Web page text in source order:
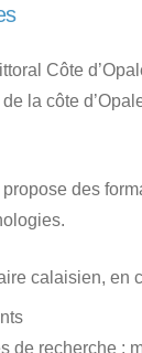
Côte
la côte
des
calaisien, en
de recherche :